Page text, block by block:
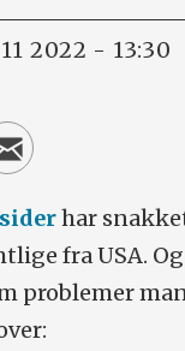
11 2022 - 13:30
har
fra USA.
problemer